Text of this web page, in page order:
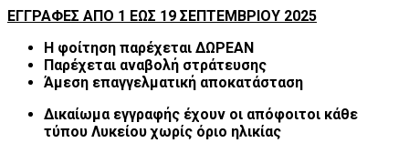
ΕΓΓΡΑΦΕΣ ΑΠΟ 1 ΕΩΣ 19 ΣΕΠΤΕΜΒΡΙΟΥ 2025
Η φοίτηση παρέχεται ΔΩΡΕΑΝ
Παρέχεται αναβολή στράτευσης
Άμεση επαγγελματική αποκατάσταση
Δικαίωμα εγγραφής έχουν οι απόφοιτοι κάθε
τύπου Λυκείου χωρίς όριο ηλικίας